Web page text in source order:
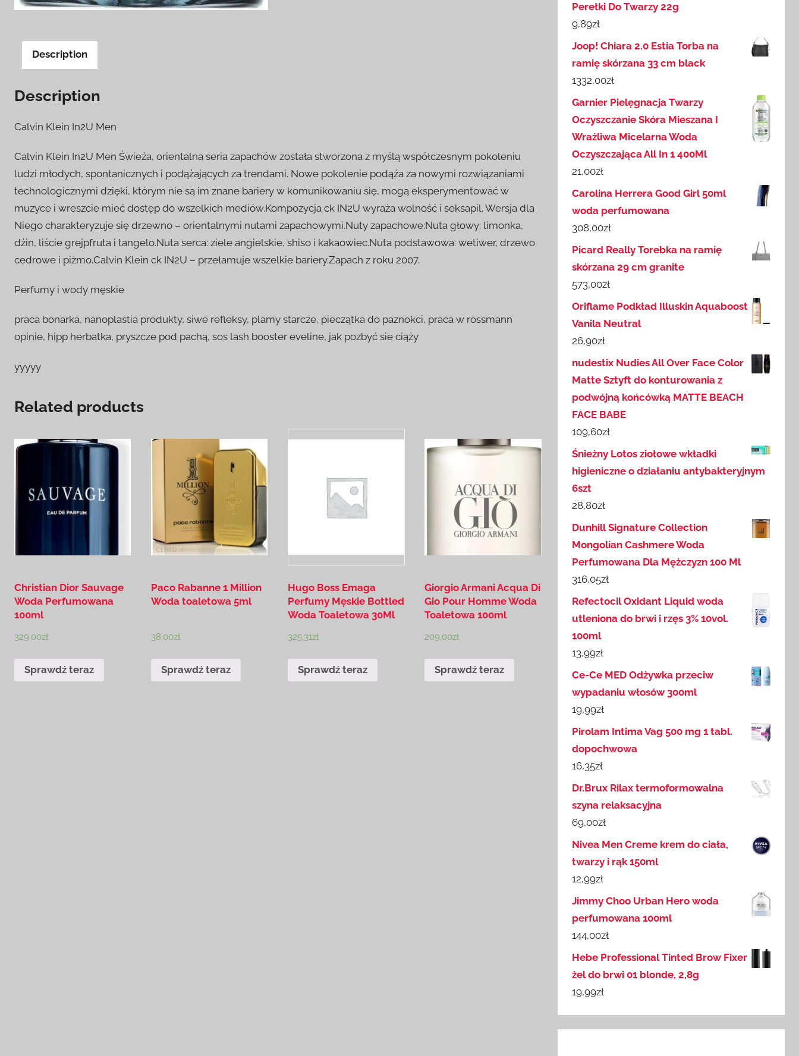
Description
Description
Calvin Klein In2U Men
Calvin Klein In2U Men Świeża, orientalna seria zapachów została stworzona z myślą współczesnym pokoleniu
ludzi młodych, spontanicznych i podążających za trendami. Nowe pokolenie podąża za nowymi rozwiązaniami
technologicznymi dzięki, którym nie są im znane bariery w komunikowaniu się, mogą eksperymentować w
muzyce i wreszcie mieć dostęp do wszelkich mediów.Kompozycja ck IN2U wyraża wolność i seksapil. Wersja dla
Niego charakteryzuje się drzewno – orientalnymi nutami zapachowymi.Nuty zapachowe:Nuta głowy: limonka,
dżin, liście grejpfruta i tangelo.Nuta serca: ziele angielskie, shiso i kakaowiec.Nuta podstawowa: wetiwer, drzewo
cedrowe i piżmo.Calvin Klein ck IN2U – przełamuje wszelkie bariery.Zapach z roku 2007.
Perfumy i wody męskie
praca bonarka, nanoplastia produkty, siwe refleksy, plamy starcze, pieczątka do paznokci, praca w rossmann
opinie, hipp herbatka, pryszcze pod pachą, sos lash booster eveline, jak pozbyć sie ciąży
yyyyy
Related products
Christian Dior Sauvage
Woda Perfumowana
100ml
329,00zł
Sprawdź teraz
Paco Rabanne 1 Million
Woda toaletowa 5ml
38,00zł
Sprawdź teraz
Hugo Boss Emaga
Perfumy Męskie Bottled
Woda Toaletowa 30Ml
325,31zł
Sprawdź teraz
Giorgio Armani Acqua Di
Gio Pour Homme Woda
Toaletowa 100ml
209,00zł
Sprawdź teraz
Perełki Do Twarzy 22g
9,89zł
Joop! Chiara 2.0 Estia Torba na
ramię skórzana 33 cm black
1332,00zł
Garnier Pielęgnacja Twarzy
Oczyszczanie Skóra Mieszana I
Wrażliwa Micelarna Woda
Oczyszczająca All In 1 400Ml
21,00zł
Carolina Herrera Good Girl 50ml
woda perfumowana
308,00zł
Picard Really Torebka na ramię
skórzana 29 cm granite
573,00zł
Oriflame Podkład Illuskin Aquaboost
Vanila Neutral
26,90zł
nudestix Nudies All Over Face Color
Matte Sztyft do konturowania z
podwójną końcówką MATTE BEACH
FACE BABE
109,60zł
Śnieżny Lotos ziołowe wkładki
higieniczne o działaniu antybakteryjnym
6szt
28,80zł
Dunhill Signature Collection
Mongolian Cashmere Woda
Perfumowana Dla Mężczyzn 100 Ml
316,05zł
Refectocil Oxidant Liquid woda
utleniona do brwi i rzęs 3% 10vol.
100ml
13,99zł
Ce-Ce MED Odżywka przeciw
wypadaniu włosów 300ml
19,99zł
Pirolam Intima Vag 500 mg 1 tabl.
dopochwowa
16,35zł
Dr.Brux Rilax termoformowalna
szyna relaksacyjna
69,00zł
Nivea Men Creme krem do ciała,
twarzy i rąk 150ml
12,99zł
Jimmy Choo Urban Hero woda
perfumowana 100ml
144,00zł
Hebe Professional Tinted Brow Fixer
żel do brwi 01 blonde, 2,8g
19,99zł